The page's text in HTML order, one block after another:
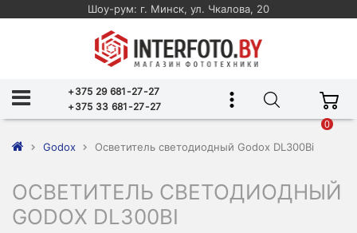
Шоу-рум: г. Минск, ул. Чкалова, 20
+375 29 681-27-27
+375 33 681-27-27
0
Godox Осветитель светодиодный Godox DL300Bi
ОСВЕТИТЕЛЬ СВЕТОДИОДНЫЙ
GODOX DL300BI